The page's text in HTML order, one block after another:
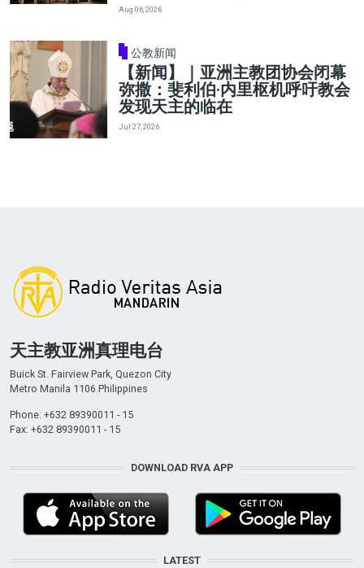
Aug 06, 2026
公教新闻
【新闻】｜亚洲主教团协会闭幕
弥撒：斐利伯·内里枢机呼吁教会
发现天主的临在
Jul 27, 2026
天主教亚洲真理电台
Buick St. Fairview Park, Quezon City
Metro Manila 1106 Philippines
Phone: +632 89390011 - 15
Fax: +632 89390011 - 15
DOWNLOAD RVA APP
LATEST